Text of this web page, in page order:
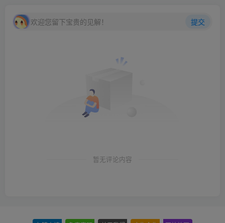
欢迎您留下宝贵的见解！ 提交
暂无评论内容